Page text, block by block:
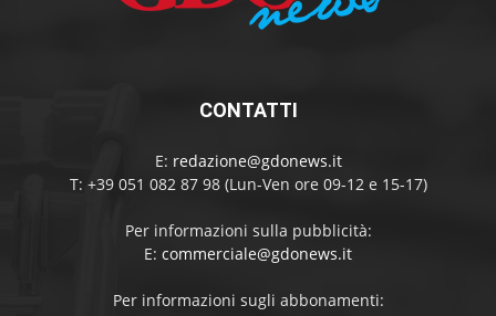
CONTATTI
E: redazione@gdonews.it
T: +39 051 082 87 98 (Lun-Ven ore 09-12 e 15-17)
Per informazioni sulla pubblicità:
E: commerciale@gdonews.it
Per informazioni sugli abbonamenti: